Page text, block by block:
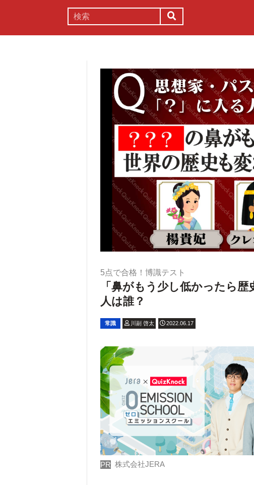
5点で合格！博識テスト
「鼻がもう少し低かったら
人は誰？
常識 川副 啓太 2022.06.17
PR 株式会社JERA